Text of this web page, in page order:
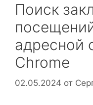
Поиск
адресной
Chrome
02.05.2024 от